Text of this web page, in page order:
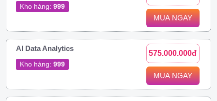
Kho hàng: 999
MUA NGAY
AI Data Analytics
Kho hàng: 999
575.000.000đ
MUA NGAY